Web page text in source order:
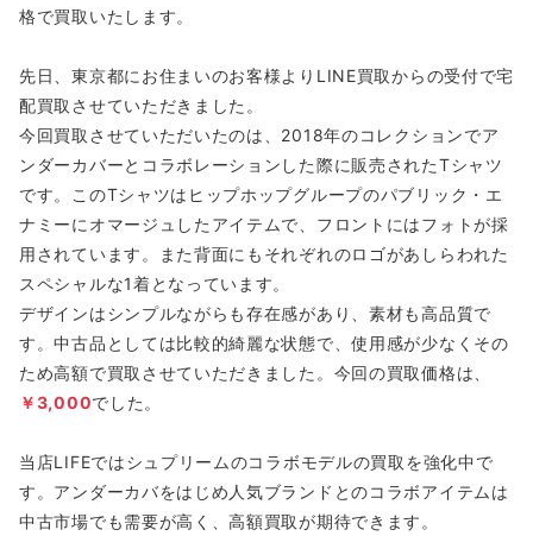
格で買取いたします。
先日、東京都にお住まいのお客様よりLINE買取からの受付で宅
配買取させていただきました。
今回買取させていただいたのは、2018年のコレクションでア
ンダーカバーとコラボレーションした際に販売されたTシャツ
です。このTシャツはヒップホップグループのパブリック・エ
ナミーにオマージュしたアイテムで、フロントにはフォトが採
用されています。また背面にもそれぞれのロゴがあしらわれた
スペシャルな1着となっています。
デザインはシンプルながらも存在感があり、素材も高品質で
す。中古品としては比較的綺麗な状態で、使用感が少なくその
ため高額で買取させていただきました。今回の買取価格は、
￥3,000でした。
当店LIFEではシュプリームのコラボモデルの買取を強化中で
す。アンダーカバをはじめ人気ブランドとのコラボアイテムは
中古市場でも需要が高く、高額買取が期待できます。